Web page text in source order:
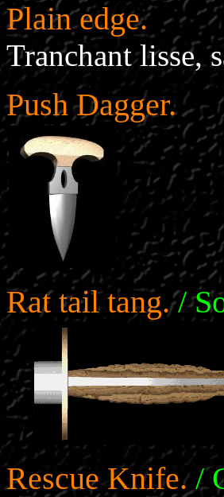
Plain edge.
Tranchant lisse,
Push Dagger.
Rat tail tang. /
Rescue Knife. /